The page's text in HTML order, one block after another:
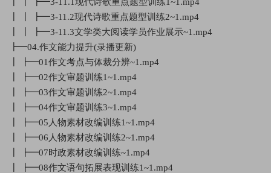
┃ ┃ ┣━3-11.2现代诗歌重点题型训练2~1.mp4
┃ ┃ ┣━3-11.3文学类大阅读学员作业展示~1.mp4
┣━04.作文能力提升(录播更新)
┃ ┣━01作文考点与体裁分辨~1.mp4
┃ ┣━02作文审题训练1~1.mp4
┃ ┣━03作文审题训练2~1.mp4
┃ ┣━04作文审题训练3~1.mp4
┃ ┣━05人物素材改编训练1~1.mp4
┃ ┣━06人物素材改编训练2~1.mp4
┃ ┣━07时政素材改编训练~1.mp4
┃ ┣━08作文语句拓展表现训练1~1.mp4